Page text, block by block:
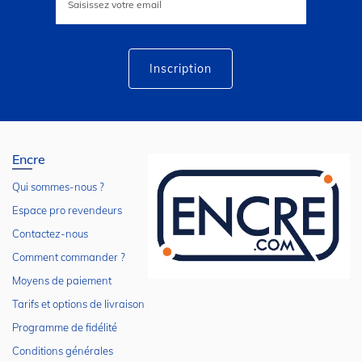
lettre
Inscription
Encre
Qui sommes-nous ?
Espace pro revendeurs
Contactez-nous
Comment commander ?
Moyens de paiement
Tarifs et options de livraison
Programme de fidélité
Conditions générales